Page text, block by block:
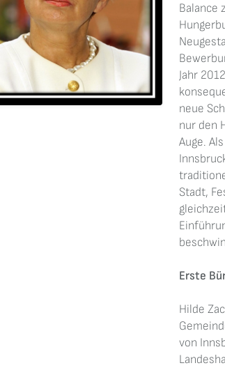
Balance
Jahr
neue
nur den
Auge.
Stadt,
Erste
Hilde
von